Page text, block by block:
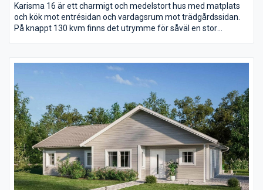
Karisma 16 är ett charmigt och medelstort hus med matplats
och kök mot entrésidan och vardagsrum mot trädgårdssidan.
På knappt 130 kvm finns det utrymme för såväl en stor
ryggåstak.